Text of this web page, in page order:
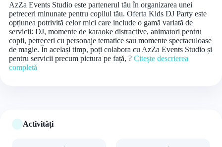
AzZa Events Studio este partenerul tău în organizarea unei
petreceri minunate pentru copilul tău. Oferta Kids DJ Party este
opțiunea potrivită celor mici care include o gamă variată de
servicii: DJ, momente de karaoke distractive, animatori pentru
copii, petreceri cu personaje tematice sau momente spectaculoase
de magie. În același timp, poți colabora cu AzZa Events Studio și
pentru servicii precum pictura pe față, ? Citește descrierea
completă
Activități